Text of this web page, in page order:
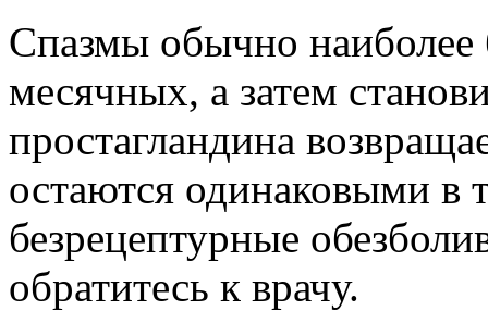
Спазмы обычно наиболее
месячных, а затем
простагландина
остаются одинаковыми в
безрецептурные
обратитесь к врачу.